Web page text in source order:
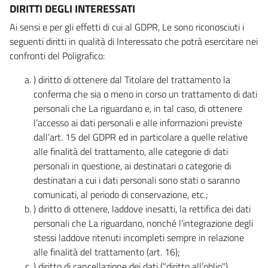
DIRITTI DEGLI INTERESSATI
Ai sensi e per gli effetti di cui al GDPR, Le sono riconosciuti i
seguenti diritti in qualità di Interessato che potrà esercitare nei
confronti del Poligrafico:
) diritto di ottenere dal Titolare del trattamento la
conferma che sia o meno in corso un trattamento di dati
personali che La riguardano e, in tal caso, di ottenere
l’accesso ai dati personali e alle informazioni previste
dall’art. 15 del GDPR ed in particolare a quelle relative
alle finalità del trattamento, alle categorie di dati
personali in questione, ai destinatari o categorie di
destinatari a cui i dati personali sono stati o saranno
comunicati, al periodo di conservazione, etc.;
) diritto di ottenere, laddove inesatti, la rettifica dei dati
personali che La riguardano, nonché l’integrazione degli
stessi laddove ritenuti incompleti sempre in relazione
alle finalità del trattamento (art. 16);